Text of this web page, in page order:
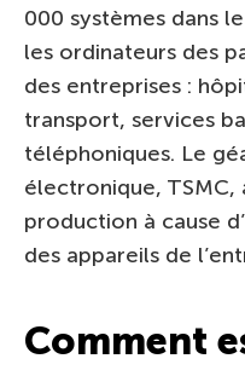
000 systèmes dans
les ordinateurs des
des entreprises :
transport, services
téléphoniques. Le
électronique, TSMC,
production à cause
des appareils de
Comment